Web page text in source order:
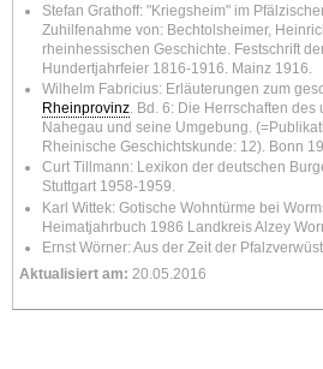
Stefan Grathoff: "Kriegsheim" im
Zuhilfenahme von: Bechtolsheimer,
rheinhessischen Geschichte. Festschrift
Hundertjahrfeier 1816-1916. Mainz 1916.
Wilhelm Fabricius: Erläuterungen zum
Rheinprovinz. Bd. 6: Die Herrschaften
Nahegau und seine Umgebung.
Rheinische Geschichtskunde: 12). Bonn
Curt Tillmann: Lexikon der deutschen
Stuttgart 1958-1959.
Karl Wittek: Gotische Wohntürme bei
Heimatjahrbuch 1986 Landkreis Alzey
Ernst Wörner: Aus der Zeit der
Aktualisiert am: 20.05.2016